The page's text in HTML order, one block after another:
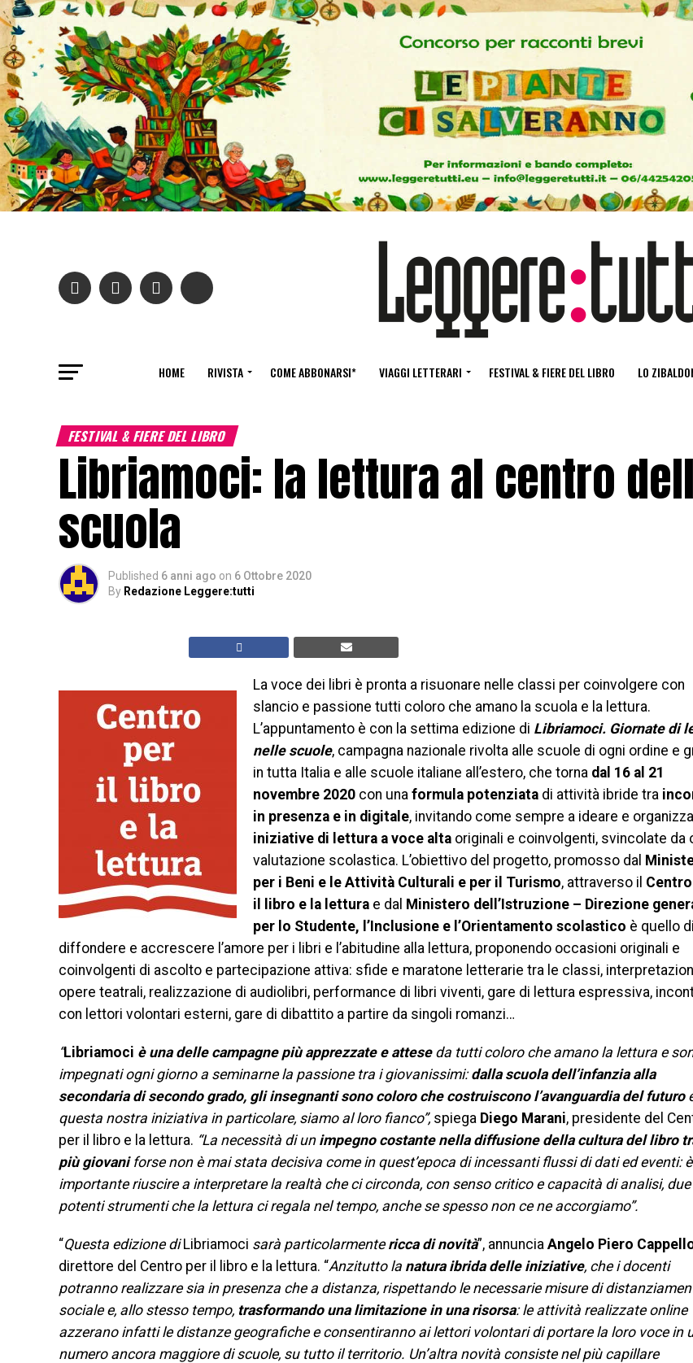
HOME RIVISTA COME ABBONARSI* VIAGGI LETTERARI FESTIVAL & FIERE DEL LIBRO LO
FESTIVAL & FIERE DEL LIBRO
Libriamoci: la lettura al centro
scuola
Published 6 anni ago on 6 Ottobre 2020
By Redazione Leggere:tutti
La voce dei libri è pronta a risuonare nelle classi per coinvolgere con
slancio e passione tutti coloro che amano la scuola e la lettura.
L’appuntamento è con la settima edizione di Libriamoci. Giornate di
nelle scuole, campagna nazionale rivolta alle scuole di ogni ordine e
in tutta Italia e alle scuole italiane all’estero, che torna dal 16 al 21
novembre 2020 con una formula potenziata di attività ibride tra
in presenza e in digitale, invitando come sempre a ideare e
iniziative di lettura a voce alta originali e coinvolgenti, svincolate da
valutazione scolastica. L’obiettivo del progetto, promosso dal
per i Beni e le Attività Culturali e per il Turismo, attraverso il
il libro e la lettura e dal Ministero dell’Istruzione – Direzione
per lo Studente, l’Inclusione e l’Orientamento scolastico è quello di
diffondere e accrescere l’amore per i libri e l’abitudine alla lettura, proponendo occasioni originali e
coinvolgenti di ascolto e partecipazione attiva: sfide e maratone letterarie tra le classi,
opere teatrali, realizzazione di audiolibri, performance di libri viventi, gare di lettura espressiva,
con lettori volontari esterni, gare di dibattito a partire da singoli romanzi…
“Libriamoci è una delle campagne più apprezzate e atteseda tutti coloro che amano la lettura e
impegnati ogni giorno a seminarne la passione tra i giovanissimi:dalla scuola dell’infanzia alla
secondaria di secondo grado, gli insegnanti sono coloro che costruiscono l’avanguardia del futuro
questa nostra iniziativa in particolare, siamo al loro fianco”, spiega Diego Marani, presidente del
per il libro e la lettura. “La necessità di un impegno costante nella diffusione della cultura del libro
più giovaniforse non è mai stata decisiva come in quest’epoca di incessanti flussi di dati ed eventi: è
importante riuscire a interpretare la realtà che ci circonda, con senso critico e capacità di analisi, due
potenti strumenti che la lettura ci regala nel tempo, anche se spesso non ce ne accorgiamo”.
“Questa edizione di Libriamoci sarà particolarmentericca di novità”, annuncia Angelo Piero
direttore del Centro per il libro e la lettura. “Anzitutto la natura ibrida delle iniziative, che i docenti
potranno realizzare sia in presenza che a distanza, rispettando le necessarie misure di
sociale e, allo stesso tempo, trasformando una limitazione in una risorsa: le attività realizzate online
azzerano infatti le distanze geografiche e consentiranno ai lettori volontari di portare la loro voce in
numero ancora maggiore di scuole, su tutto il territorio. Un’altra novità consiste nel più capillare